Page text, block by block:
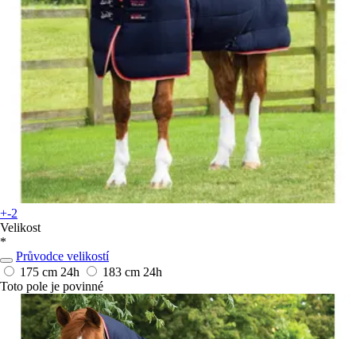
+-2
Velikost
*
Průvodce velikostí
175 cm 24h 183 cm 24h
Toto pole je povinné